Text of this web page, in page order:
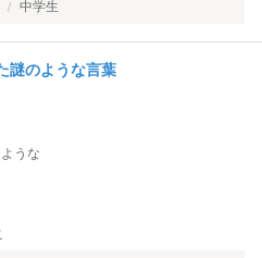
中学生
謎のような言葉
うな